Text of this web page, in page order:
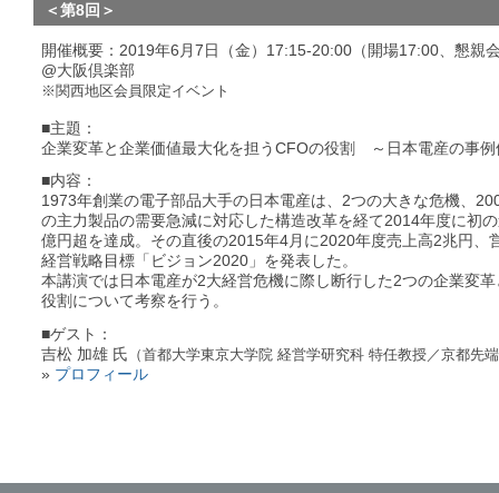
＜第8回＞
開催概要：2019年6月7日（金）17:15-20:00（開場17:00、懇親
@大阪倶楽部
※関西地区会員限定イベント
■主題：
企業変革と企業価値最大化を担うCFOの役割 ～日本電産の事例
■内容：
1973年創業の電子部品大手の日本電産は、2つの大きな危機、
の主力製品の需要急減に対応した構造改革を経て2014年度に初
億円超を達成。その直後の2015年4月に2020年度売上高2兆円、
経営戦略目標「ビジョン2020」を発表した。
本講演では日本電産が2大経営危機に際し断行した2つの企業変
役割について考察を行う。
■ゲスト：
吉松 加雄 氏 （首都大学東京大学院 経営学研究科 特任教授／京都先
» プロフィール